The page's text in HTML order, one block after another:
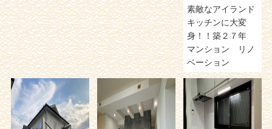
素敵なアイランド
キッチンに大変
身！！築２７年
マンション リノ
ベーション